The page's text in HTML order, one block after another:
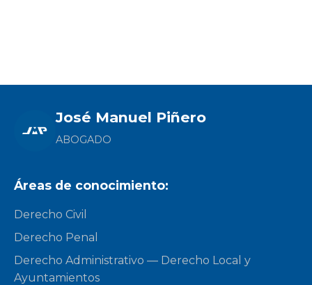
José Manuel Piñero
ABOGADO
Áreas de conocimiento:
Derecho Civil
Derecho Penal
Derecho Administrativo — Derecho Local y
Ayuntamientos